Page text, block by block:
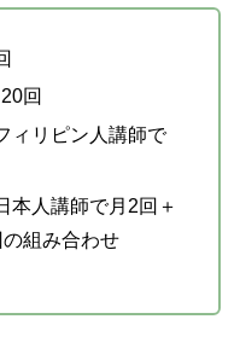
回
ィリピン人講師で
本人講師で月2回＋
組み合わせ